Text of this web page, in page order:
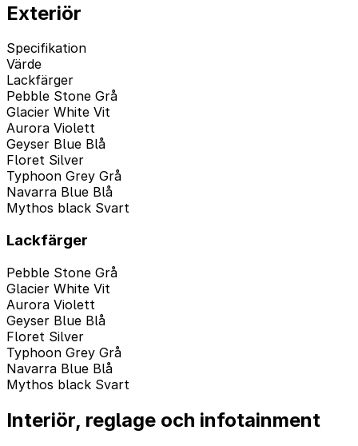
Exteriör
Specifikation
Värde
Lackfärger
Pebble Stone Grå
Glacier White Vit
Aurora Violett
Geyser Blue Blå
Floret Silver
Typhoon Grey Grå
Navarra Blue Blå
Mythos black Svart
Lackfärger
Pebble Stone Grå
Glacier White Vit
Aurora Violett
Geyser Blue Blå
Floret Silver
Typhoon Grey Grå
Navarra Blue Blå
Mythos black Svart
Interiör, reglage och infotainment